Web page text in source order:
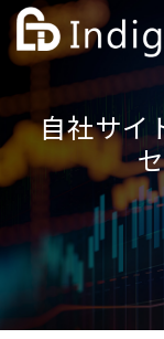
自社サイ